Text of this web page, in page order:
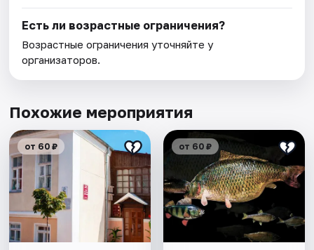
Есть ли возрастные ограничения?
Возрастные ограничения уточняйте у
организаторов.
Похожие мероприятия
от 60 ₽ от 60 ₽